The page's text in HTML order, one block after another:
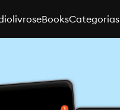
eBooksCategorias